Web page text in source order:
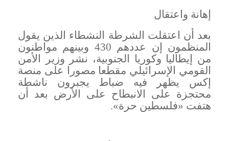
إهانة واعتقال
بعد أن اعتقلت الشرطة النشطاء الذين يقول
المنظمون إن عددهم 430 وبينهم مواطنون
من إيطاليا وكوريا الجنوبية، نشر وزير الأمن
القومي الإسرائيلي مقطعا مصورا على منصة
إكس يظهر فيه ضباط يجبرون ناشطة
محتجزة على الانبطاح على الأرض بعد أن
هتفت «فلسطين حرة».